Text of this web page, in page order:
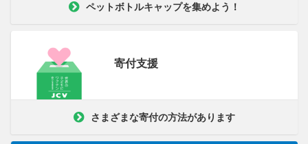
ペットボトルキャップを集めよう！
寄付支援
さまざまな寄付の方法があります